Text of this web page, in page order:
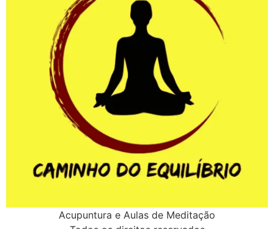
Acupuntura e Aulas de Meditação